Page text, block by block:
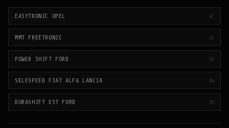
EASYTRONIC OPEL 01
MMT FREETRONIC 02
POWER SHIFT FORD 03
SELESPEED FIAT ALFA LANCIA 04
DURASHIFT EST FORD 05